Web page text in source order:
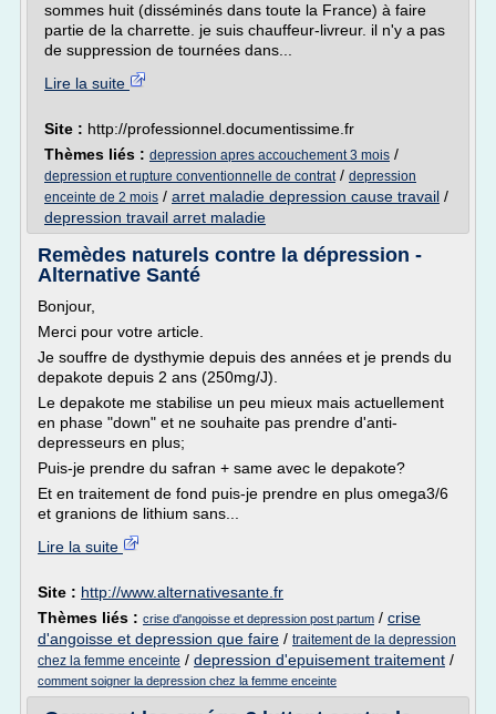
sommes huit (disséminés dans toute la France) à faire
partie de la charrette. je suis chauffeur-livreur. il n'y a pas
de suppression de tournées dans...
Lire la suite
Site : http://professionnel.documentissime.fr
Thèmes liés : depression apres accouchement 3 mois /
depression et rupture conventionnelle de contrat/ depression
enceinte de 2 mois / arret maladie depression cause travail /
depression travail arret maladie
Remèdes naturels contre la dépression -
Alternative Santé
Bonjour,
Merci pour votre article.
Je souffre de dysthymie depuis des années et je prends du
depakote depuis 2 ans (250mg/J).
Le depakote me stabilise un peu mieux mais actuellement
en phase "down" et ne souhaite pas prendre d'anti-
depresseurs en plus;
Puis-je prendre du safran + same avec le depakote?
Et en traitement de fond puis-je prendre en plus omega3/6
et granions de lithium sans...
Lire la suite
Site : http://www.alternativesante.fr
Thèmes liés : crise d'angoisse et depression post partum / crise
d'angoisse et depression que faire / traitement de la depression
chez la femme enceinte / depression d'epuisement traitement /
comment soigner la depression chez la femme enceinte